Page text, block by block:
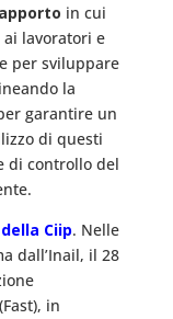
in cui
lavoratori e
per sviluppare
la
garantire un
di questi
di controllo del
Ciip. Nelle
dall’Inail, il 28
in